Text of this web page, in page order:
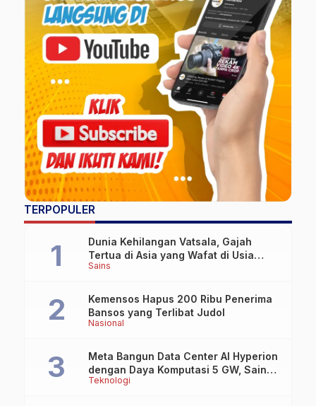
TERPOPULER
Sains
Dunia Kehilangan Vatsala, Gajah
Tertua di Asia yang Wafat di Usia
Lebih dari 100 Tahun
Nasional
Kemensos Hapus 200 Ribu Penerima
Bansos yang Terlibat Judol
Teknologi
Meta Bangun Data Center AI Hyperion
dengan Daya Komputasi 5 GW, Saingi
OpenAI dan Google